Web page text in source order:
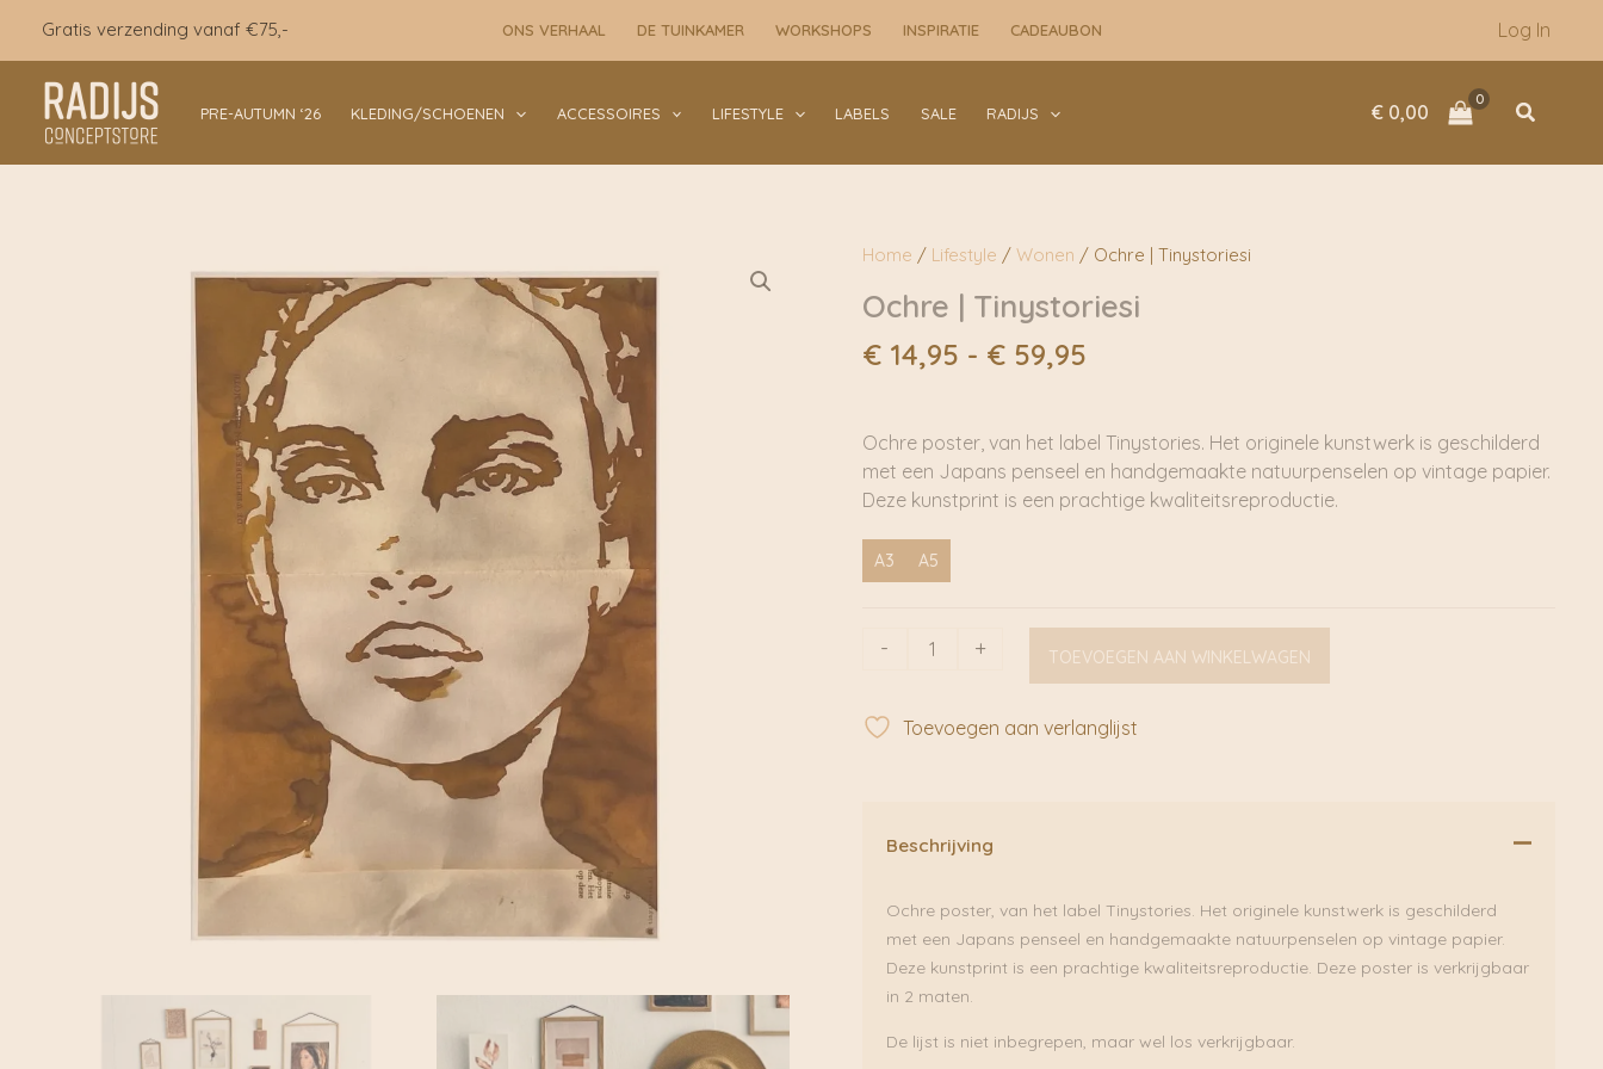
inhoud
Gratis verzending vanaf €75,- ONS VERHAAL DE TUINKAMER WORKSHOPS INSPIRATIE CADEAUBON Log In
PRE-AUTUMN ‘26 KLEDING/SCHOENEN ACCESSOIRES LIFESTYLE LABELS SALE RADIJS € 0,00 Zoeken
Home / Lifestyle / Wonen / Ochre | Tinystoriesi
Ochre | Tinystoriesi
€14,95 - €59,95Prijsklasse:
€ 59,95
Ochre poster, van het label Tinystories. Het originele kunstwerk is geschilderd
met een Japans penseel en handgemaakte natuurpenselen op vintage papier.
Deze kunstprint is een prachtige kwaliteitsreproductie.
A3 A5
-
aantal
+ TOEVOEGEN AAN WINKELWAGEN
Toevoegen aan verlanglijst
Beschrijving
Ochre poster, van het label Tinystories. Het originele kunstwerk is geschilderd
met een Japans penseel en handgemaakte natuurpenselen op vintage papier.
Deze kunstprint is een prachtige kwaliteitsreproductie. Deze poster is verkrijgbaar
in 2 maten.
De lijst is niet inbegrepen, maar wel los verkrijgbaar.